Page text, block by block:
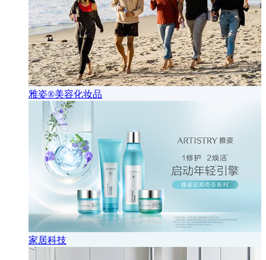
雅姿®美容化妆品
家居科技